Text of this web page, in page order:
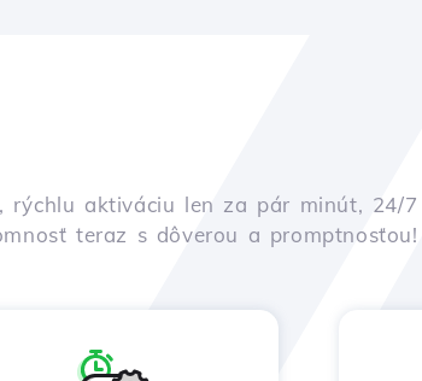
aktiváciu len za pár minút, 24/
teraz s dôverou a promptnosťou!